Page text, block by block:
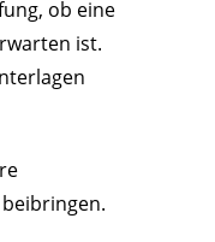
ob eine
ist.